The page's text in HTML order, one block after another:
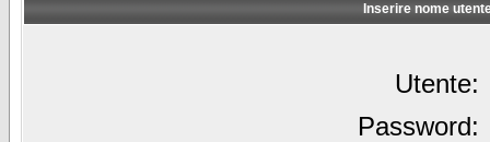
Inserire nome
Utente:
Password: